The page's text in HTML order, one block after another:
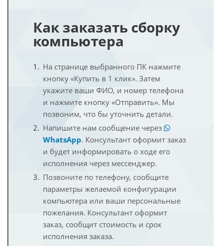
Как заказать сборку
компьютера
На странице выбранного ПК нажмите
кнопку «Купить в 1 клик». Затем
укажите ваши ФИО, и номер телефона
и нажмите кнопку «Отправить». Мы
позвоним, что бы уточнить детали.
Напишите нам сообщение через
WhatsApp. Консультант оформит заказ
и будет информировать о ходе его
исполнения через мессенджер.
Позвоните по телефону, сообщите
параметры желаемой конфигурации
компьютера или ваши персональные
пожелания. Консультант оформит
заказ, сообщит стоимость и срок
исполнения заказа.